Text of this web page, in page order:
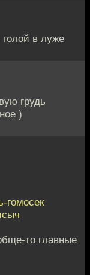
голой в луже
грудь
)
гомосек
то главные